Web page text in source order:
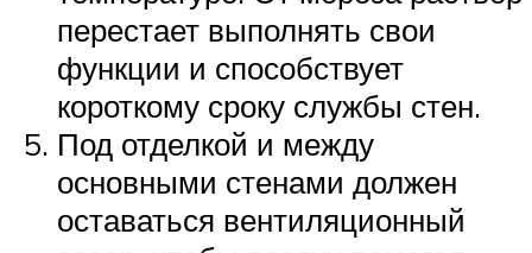
перестает выполнять свои
функции и способствует
короткому сроку службы стен.
Под отделкой и между
основными стенами должен
оставаться вентиляционный